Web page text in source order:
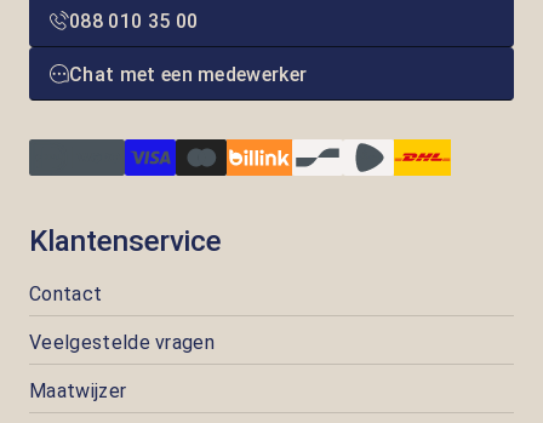
088 010 35 00
Chat met een medewerker
Klantenservice
Contact
Veelgestelde vragen
Maatwijzer